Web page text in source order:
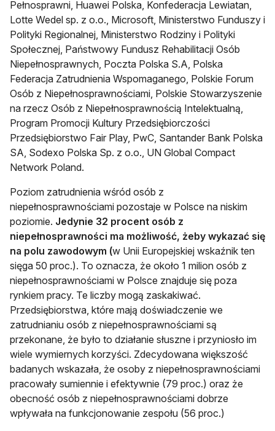
Pełnosprawni, Huawei Polska, Konfederacja Lewiatan,
Lotte Wedel sp. z o.o., Microsoft, Ministerstwo Funduszy i
Polityki Regionalnej, Ministerstwo Rodziny i Polityki
Społecznej, Państwowy Fundusz Rehabilitacji Osób
Niepełnosprawnych, Poczta Polska S.A, Polska
Federacja Zatrudnienia Wspomaganego, Polskie Forum
Osób z Niepełnosprawnościami, Polskie Stowarzyszenie
na rzecz Osób z Niepełnosprawnością Intelektualną,
Program Promocji Kultury Przedsiębiorczości
Przedsiębiorstwo Fair Play, PwC, Santander Bank Polska
SA, Sodexo Polska Sp. z o.o., UN Global Compact
Network Poland.
Poziom zatrudnienia wśród osób z
niepełnosprawnościami pozostaje w Polsce na niskim
poziomie. Jedynie 32 procent osób z
niepełnosprawności ma możliwość, żeby wykazać się
na polu zawodowym (w Unii Europejskiej wskaźnik ten
sięga 50 proc.). To oznacza, że około 1 milion osób z
niepełnosprawnościami w Polsce znajduje się poza
rynkiem pracy. Te liczby mogą zaskakiwać.
Przedsiębiorstwa, które mają doświadczenie we
zatrudnianiu osób z niepełnosprawnościami są
przekonane, że było to działanie słuszne i przyniosło im
wiele wymiernych korzyści. Zdecydowana większość
badanych wskazała, że osoby z niepełnosprawnościami
pracowały sumiennie i efektywnie (79 proc.) oraz że
obecność osób z niepełnosprawnościami dobrze
wpływała na funkcjonowanie zespołu (56 proc.)